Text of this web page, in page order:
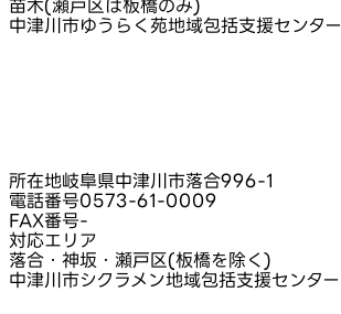
苗木(瀬戸区は板橋のみ)
中津川市ゆうらく苑地域包括支援センター
所在地岐阜県中津川市落合996-1
電話番号0573-61-0009
FAX番号-
対応エリア
落合・神坂・瀬戸区(板橋を除く)
中津川市シクラメン地域包括支援センター